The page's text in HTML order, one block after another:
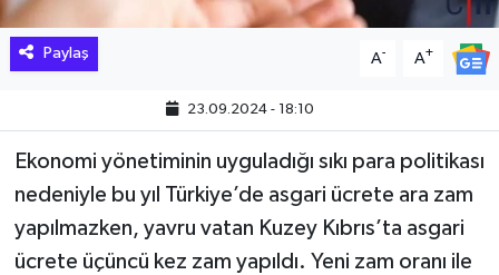
Paylaş A- A+
23.09.2024 - 18:10
Ekonomi yönetiminin uyguladığı sıkı para politikası
nedeniyle bu yıl Türkiye’de asgari ücrete ara zam
yapılmazken, yavru vatan Kuzey Kıbrıs’ta asgari
ücrete üçüncü kez zam yapıldı. Yeni zam oranı ile
MAKALE
POLİTİKA
REKLAM
SAĞLIK